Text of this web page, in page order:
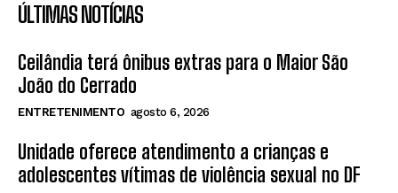
ÚLTIMAS NOTÍCIAS
Ceilândia terá ônibus extras para o Maior São
João do Cerrado
ENTRETENIMENTO agosto 6, 2026
Unidade oferece atendimento a crianças e
adolescentes vítimas de violência sexual no DF